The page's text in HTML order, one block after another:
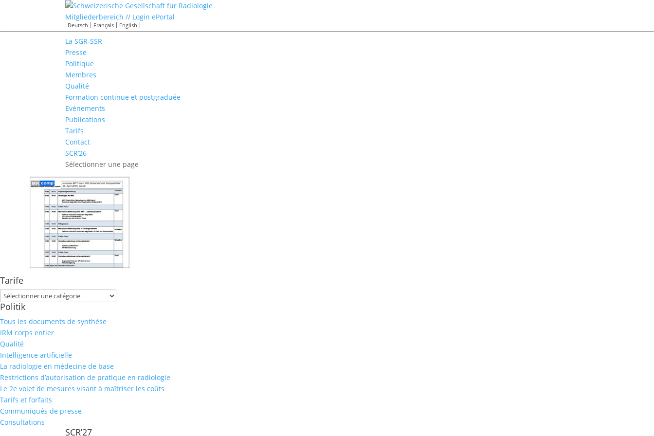
Mitgliederbereich // Login ePortal
Deutsch Français English
La SGR-SSR
Presse
Politique
Membres
Qualité
Formation continue et postgraduée
Evénements
Publications
Tarifs
Contact
SCR’26
Sélectionner une page
Tarife
Tarife
Politik
Tous les documents de synthèse
IRM corps entier
Qualité
Intelligence artificielle
La radiologie en médecine de base
Restrictions d’autorisation de pratique en radiologie
Le 2e volet de mesures visant à maîtriser les coûts
Tarifs et forfaits
Communiqués de presse
Consultations
SCR’27